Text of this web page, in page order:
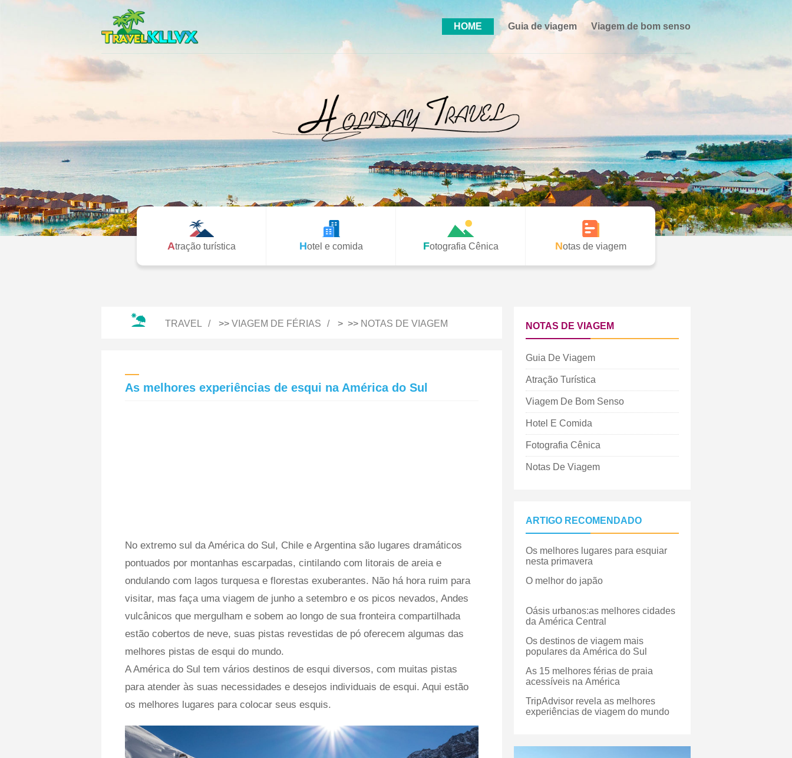
HOME Guia de viagem Viagem de bom senso
Atração turística Hotel e comida Fotografia Cênica Notas de viagem
TRAVEL >> VIAGEM DE FÉRIAS > >> NOTAS DE VIAGEM
As melhores experiências de esqui na América do Sul
No extremo sul da América do Sul, Chile e Argentina são lugares dramáticos
pontuados por montanhas escarpadas, cintilando com litorais de areia e
ondulando com lagos turquesa e florestas exuberantes. Não há hora ruim para
visitar, mas faça uma viagem de junho a setembro e os picos nevados, Andes
vulcânicos que mergulham e sobem ao longo de sua fronteira compartilhada
estão cobertos de neve, suas pistas revestidas de pó oferecem algumas das
melhores pistas de esqui do mundo.
A América do Sul tem vários destinos de esqui diversos, com muitas pistas
para atender às suas necessidades e desejos individuais de esqui. Aqui estão
os melhores lugares para colocar seus esquis.
NOTAS DE VIAGEM
Guia De Viagem
Atração Turística
Viagem De Bom Senso
Hotel E Comida
Fotografia Cênica
Notas De Viagem
ARTIGO RECOMENDADO
Os melhores lugares para esquiar
nesta primavera
O melhor do japão
Oásis urbanos:as melhores cidades
da América Central
Os destinos de viagem mais
populares da América do Sul
As 15 melhores férias de praia
acessíveis na América
TripAdvisor revela as melhores
experiências de viagem do mundo